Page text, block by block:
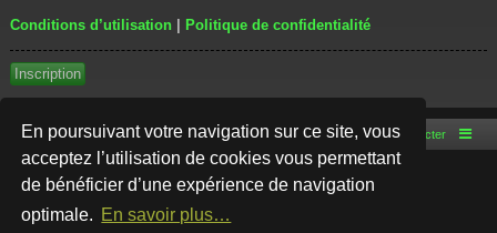
En poursuivant votre navigation sur ce site, vous
acceptez l’utilisation de cookies vous permettant
de bénéficier d’une expérience de navigation
optimale. En savoir plus…
Conditions d’utilisation | Politique de confidentialité
Inscription
Accueil du forum Nous contacter
Développé parphpBB® Forum Software © phpBB Limited
Style par
Traduction française officielle